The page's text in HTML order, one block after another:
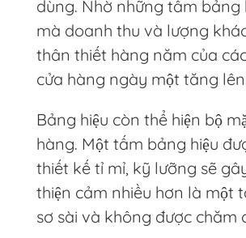
dùng. Nhờ những tấm bảng
mà doanh thu và lượng
thân thiết hàng năm của
cửa hàng ngày một tăng
Bảng hiệu còn thể hiện bộ
hàng. Một tấm bảng hiệu
thiết kế tỉ mỉ, kỹ lưỡng sẽ
thiện cảm nhiều hơn là một
sơ sài và không được chăm